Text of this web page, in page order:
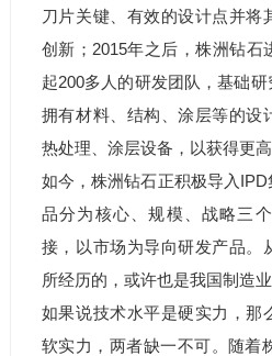
刀片关键、有效的设计点并将
创新；2015年之后，株洲钻石
起200多人的研发团队，基础研
拥有材料、结构、涂层等的设
热处理、涂层设备，以获得更高
如今，株洲钻石正积极导入
品分为核心、规模、战略三
接，以市场为导向研发产品。
所经历的，或许也是我国制造
如果说技术水平是硬实力，那
软实力，两者缺一不可。随着